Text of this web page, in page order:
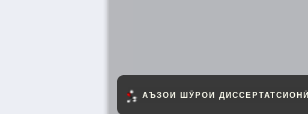
АЪЗОИ ШӮРОИ ДИССЕРТАТСИОНӢ